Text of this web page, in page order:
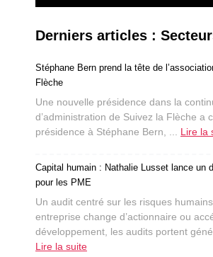
Derniers articles :
Stéphane Bern prend la tête de
Flèche
Une nouvelle présidence dans la
d’administration de Suivez la Flèche a
présidence à Stéphane Bern, ... Lire la
Capital humain : Nathalie Lusset lance un
pour les PME
Un audit centré sur les risques
entreprise change d’actionnaire ou
développement, les audits portent
Lire la suite